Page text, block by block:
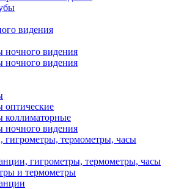
видения
ночного видения
ночного видения
оптические
коллиматорные
ночного видения
гигрометры, термометры, часы
гигрометры, термометры, часы
и термометры